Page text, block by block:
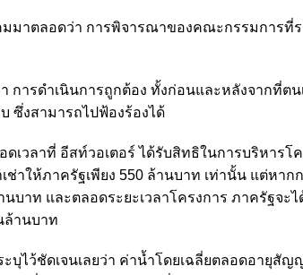
มาตลอดว่า การพิจารณาของคณะกรรมการที่
การดำเนินการถูกต้อง ทั้งก่อนและหลังจากที่ต
ซึ่งสามารถไปฟ้องร้องได้
เวลาที่ อีสท์วอเตอร์ ได้รับสิทธิในการบริหารโ
ช่าให้ภาครัฐเพียง 550 ล้านบาท เท่านั้น แต่หา
บาท และตลอดระยะเวลาโครงการ ภาครัฐจะ
ล้านบาท
ไว้ชัดเจนเลยว่า ค่าน้ำโดยเฉลี่ยตลอดอายุสัญ